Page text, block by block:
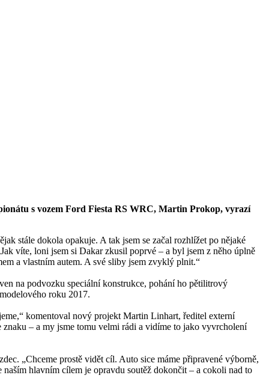
s vozem Ford Fiesta RS WRC, Martin Prokop, vyrazí
stále dokola opakuje. A tak jsem se začal rozhlížet po nějaké
víte, loni jsem si Dakar zkusil poprvé – a byl jsem z něho úplně
a vlastním autem. A své sliby jsem zvyklý plnit.“
na podvozku speciální konstrukce, pohání ho pětilitrový
roku 2017.
komentoval nový projekt Martin Linhart, ředitel externí
– a my jsme tomu velmi rádi a vidíme to jako vyvrcholení
„Chceme prostě vidět cíl. Auto sice máme připravené výborně,
hlavním cílem je opravdu soutěž dokončit – a cokoli nad to